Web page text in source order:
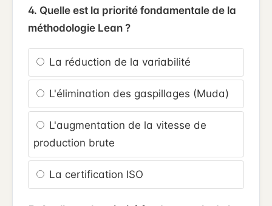
4. Quelle est la priorité fondamentale de la
méthodologie Lean ?
La réduction de la variabilité
L'élimination des gaspillages (Muda)
L'augmentation de la vitesse de
production brute
La certification ISO